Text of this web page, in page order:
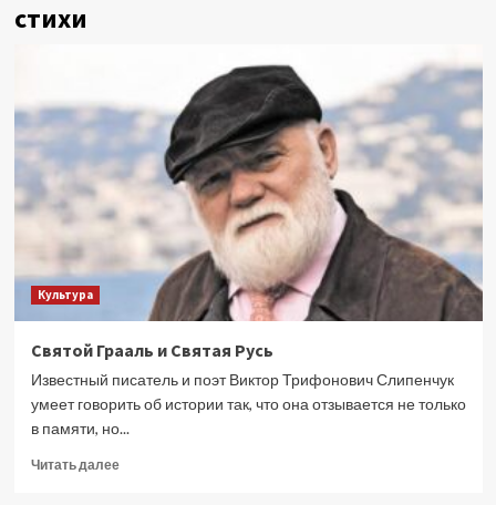
стихи
Культура
Святой Грааль и Святая Русь
Известный писатель и поэт Виктор Трифонович Слипенчук
умеет говорить об истории так, что она отзывается не только
в памяти, но...
Читать далееПрочитать